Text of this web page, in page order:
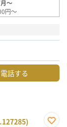
～
円～
電話する